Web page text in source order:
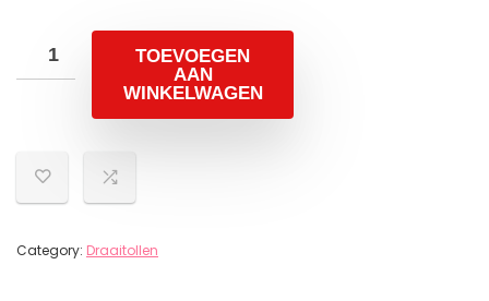
TOEVOEGEN
AAN
WINKELWAGEN
Category: Draaitollen